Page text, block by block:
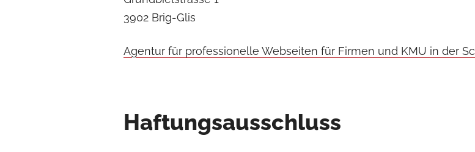
3902 Brig-Glis
Agentur für professionelle Webseiten für Firmen und KMU in der
Haftungsausschluss